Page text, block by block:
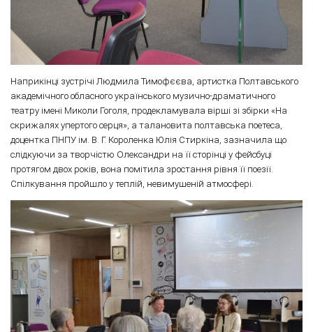
Наприкінці зустрічі Людмила Тимофєєва, артистка Полтавського
академічного обласного українського музично-драматичного
театру імені Миколи Гоголя, продекламувала вірші зі збірки «На
скрижалях упертого серця», а талановита полтавська поетеса,
доцентка ПНПУ ім. В. Г. Короленка Юлія Стиркіна, зазначила що
слідкуючи за творчістю Олександри на її сторінці у фейсбуці
протягом двох років, вона помітила зростання рівня її поезії.
Спілкування пройшло у теплій, невимушеній атмосфері.